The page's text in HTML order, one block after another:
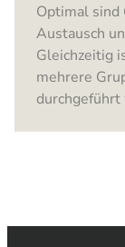
Optimal sind
Austausch
Gleichzeitig
mehrere
durchgeführt